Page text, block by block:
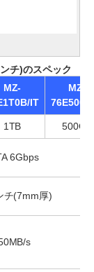
チ)のスペック
MZ-
IT
MZ-
1TB 500GB
6Gbps
チ(7mm厚)
s